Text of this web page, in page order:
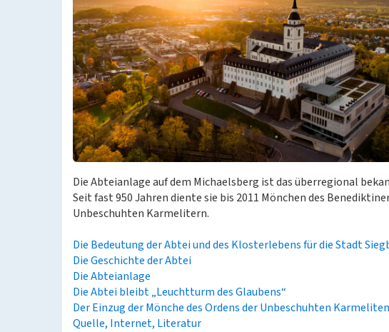
Die Abteianlage auf dem Michaelsberg ist das überregional
Seit fast 950 Jahren diente sie bis 2011 Mönchen des
Unbeschuhten Karmelitern.
Die Bedeutung der Abtei und des Klosterlebens für die Stadt
Die Geschichte der Abtei
Die Abteianlage
Die Abtei bleibt „Leuchtturm des Glaubens“
Der Einzug der Mönche des Ordens der Unbeschuhten
Quelle, Internet, Literatur